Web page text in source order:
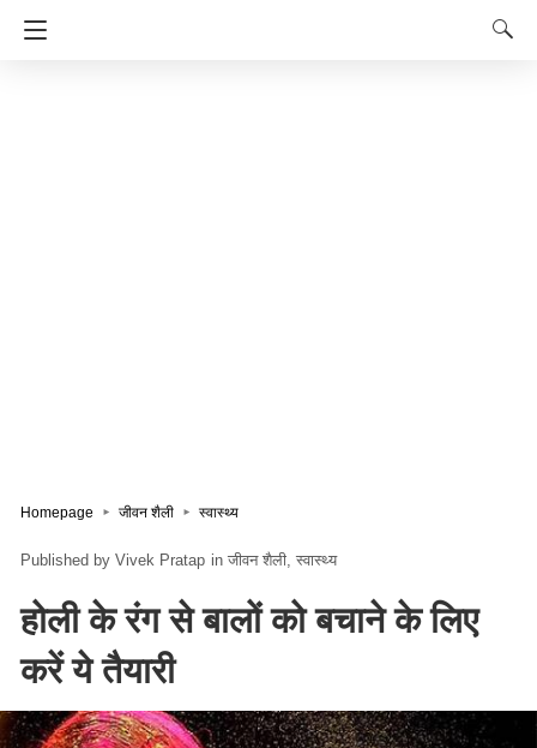
Homepage जीवन शैली स्वास्थ्य
Vivek Pratap in जीवन शैली स्वास्थ्य
होली के रंग से बालों को बचाने के लिए
करें ये तैयारी